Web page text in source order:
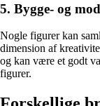
5. Bygge- og
Nogle figurer kan
dimension af
og kan være et godt
figurer.